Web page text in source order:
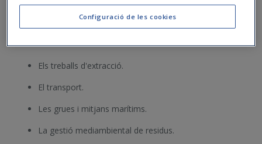
elevat, especialment als ports esportius o a les zones
protegides. Si no disposeu d'assegurança, haureu d'assumir
Els treballs d'extracció.
El transport.
Les grues i mitjans marítims.
La gestió mediambiental de residus.
Configuració de les cookies